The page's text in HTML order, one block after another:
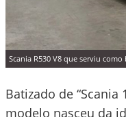
Scania R530 V8 que serviu
Batizado de “Scania
modelo nasceu da